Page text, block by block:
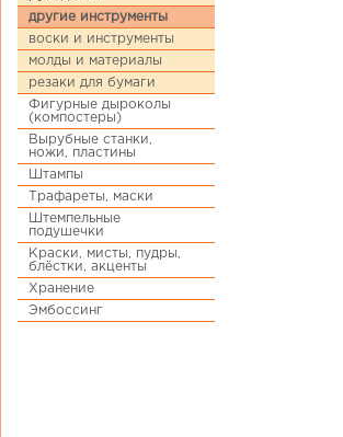
другие инструменты
воски и инструменты
молды и материалы
резаки для бумаги
Фигурные дыроколы
(компостеры)
Вырубные станки,
ножи, пластины
Штампы
Трафареты, маски
Штемпельные
подушечки
Краски, мисты, пудры,
блёстки, акценты
Хранение
Эмбоссинг